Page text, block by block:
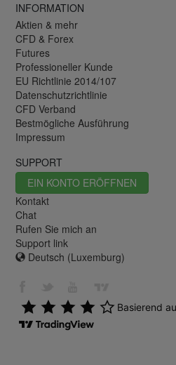
INFORMATION
Aktien & mehr
CFD & Forex
Futures
Professioneller Kunde
EU Richtlinie 2014/107
Datenschutzrichtlinie
CFD Verband
Bestmögliche Ausführung
Impressum
SUPPORT
EIN KONTO ERÖFFNEN
Kontakt
Chat
Rufen Sie mich an
Support link
Deutsch (Luxemburg)